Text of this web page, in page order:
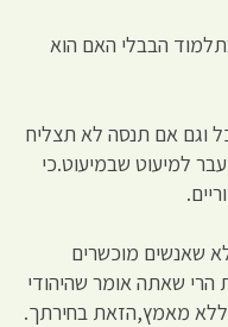
הבבלי האם הוא
וגם אם תנסה לא תצליח
למיעוט שבמיעוט.כי
שאנשים מוכשרים
הרי שאתה אומר שהיהודי
ללא מאמץ,הזאת בחירתך.